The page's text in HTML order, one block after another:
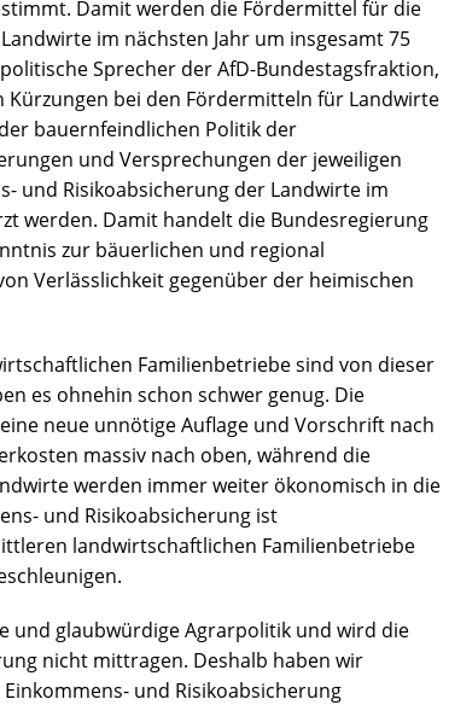
Damit werden die Fördermittel für die
im nächsten Jahr um insgesamt 75
Sprecher der AfD-Bundestagsfraktion,
Kürzungen bei den Fördermitteln für Landwirte
bauernfeindlichen Politik der
und Versprechungen der jeweiligen
und Risikoabsicherung der Landwirte im
werden. Damit handelt die Bundesregierung
zur bäuerlichen und regional
Verlässlichkeit gegenüber der heimischen
Familienbetriebe sind von dieser
es ohnehin schon schwer genug. Die
neue unnötige Auflage und Vorschrift nach
massiv nach oben, während die
werden immer weiter ökonomisch in die
und Risikoabsicherung ist
landwirtschaftlichen Familienbetriebe
und glaubwürdige Agrarpolitik und wird die
nicht mittragen. Deshalb haben wir
und Risikoabsicherung